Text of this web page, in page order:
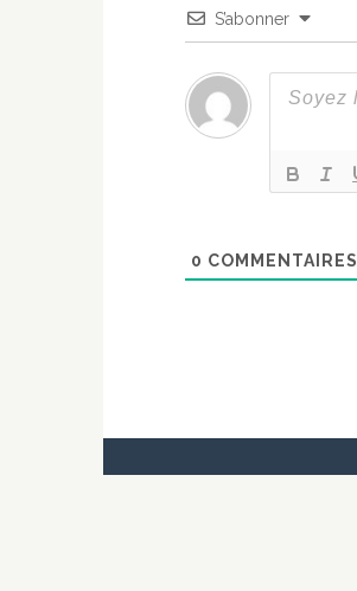
S’abonner
0 COMMENTAIRES